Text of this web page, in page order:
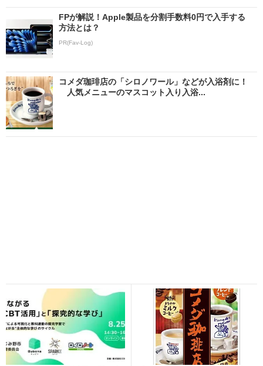
FPが解説！Apple製品を分割手数料0円で入手する
方法とは？
PR(Fav-Log)
コメダ珈琲店の「シロノワール」などが入浴剤に！
人気メニューのマスコット入り入浴...